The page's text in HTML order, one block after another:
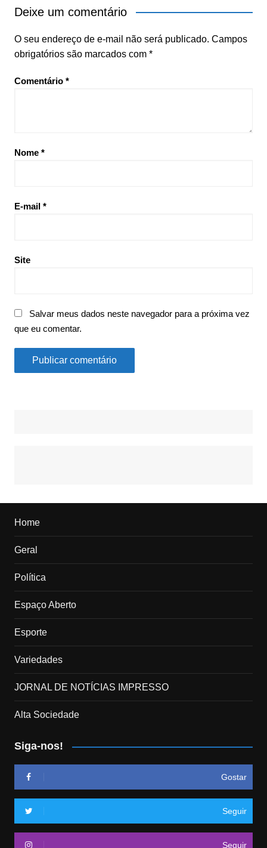
Deixe um comentário
O seu endereço de e-mail não será publicado. Campos
obrigatórios são marcados com *
Comentário *
Nome *
E-mail *
Site
Salvar meus dados neste navegador para a próxima vez
que eu comentar.
Home
Geral
Política
Espaço Aberto
Esporte
Variedades
JORNAL DE NOTÍCIAS IMPRESSO
Alta Sociedade
Siga-nos!
Gostar
Seguir
Seguir